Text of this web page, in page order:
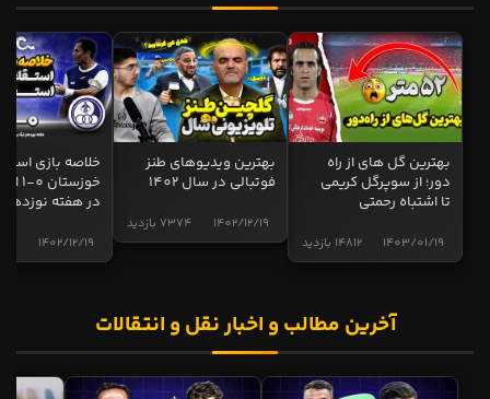
بهترین گل های از راه
دور؛ از سوپرگل کریمی
تا اشتباه رحمتی
14812 بازدید 1403/01/19
بهترین ویدیوهای طنز
فوتبالی در سال 1402
7374 بازدید 1402/12/19
خلاصه بازی
در هفته نوزدهم
1402/12/19
آخرین مطالب و اخبار نقل و انتقالات